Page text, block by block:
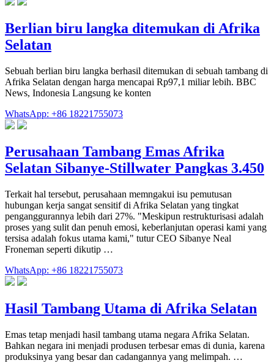
Berlian biru langka ditemukan di Afrika
Selatan
Sebuah berlian biru langka berhasil ditemukan di sebuah tambang di
Afrika Selatan dengan harga mencapai Rp97,1 miliar lebih. BBC
News, Indonesia Langsung ke konten
WhatsApp: +86 18221755073
Perusahaan Tambang Emas Afrika
Selatan Sibanye-Stillwater Pangkas 3.450
Terkait hal tersebut, perusahaan memngakui isu pemutusan
hubungan kerja sangat sensitif di Afrika Selatan yang tingkat
penganggurannya lebih dari 27%. "Meskipun restrukturisasi adalah
proses yang sulit dan penuh emosi, keberlanjutan operasi kami yang
tersisa adalah fokus utama kami," tutur CEO Sibanye Neal
Froneman seperti dikutip …
WhatsApp: +86 18221755073
Hasil Tambang Utama di Afrika Selatan
Emas tetap menjadi hasil tambang utama negara Afrika Selatan.
Bahkan negara ini menjadi produsen terbesar emas di dunia, karena
produksinya yang besar dan cadangannya yang melimpah. …